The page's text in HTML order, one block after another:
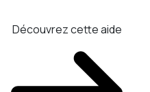
Découvrez cette aide